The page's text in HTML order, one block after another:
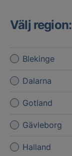
Välj region:
Blekinge
Dalarna
Gotland
Gävleborg
Halland